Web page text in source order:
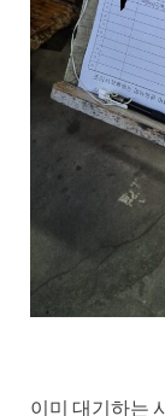
이미 대기하는